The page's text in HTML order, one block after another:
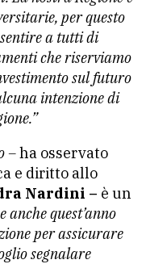
per questo
a tutti di
che riserviamo
sul futuro
intenzione di
–ha osservato
e diritto allo
Nardini – è un
quest’anno
per assicurare
segnalare